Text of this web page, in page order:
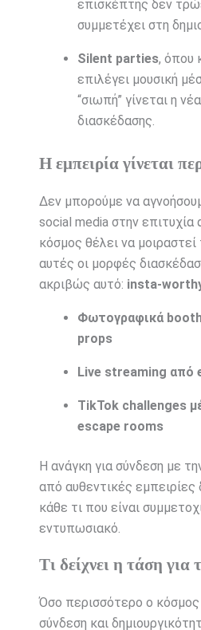
επισκέπτης δεν
συμμετέχει στη
Silent parties, όπου
επιλέγει μουσική
“σιωπή” γίνεται η
διασκέδασης.
Η εμπειρία γίνεται
Δεν μπορούμε να
social media στην
κόσμος θέλει να μοιραστεί
αυτές οι μορφές
ακριβώς αυτό: insta-
Φωτογραφικά
props
Live streaming από
TikTok challenges
escape rooms
Η ανάγκη για σύνδεση με
από αυθεντικές εμπειρίες
κάθε τι που είναι
εντυπωσιακό.
Τι δείχνει η τάση για
Όσο περισσότερο ο κόσμος
σύνδεση και